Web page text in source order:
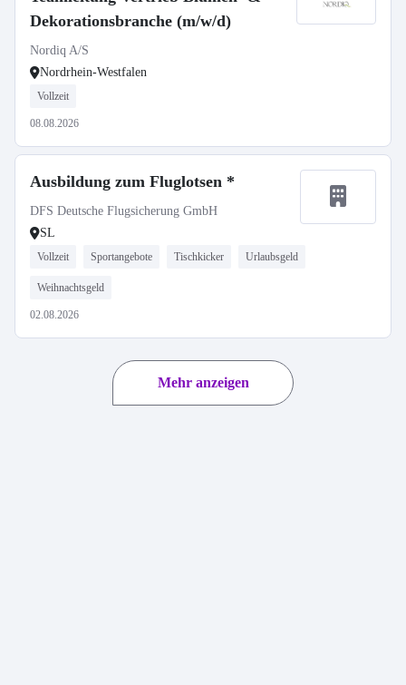
Dekorationsbranche (m/w/d)
Nordiq A/S
Nordrhein-Westfalen
Vollzeit
08.08.2026
Ausbildung zum Fluglotsen *
DFS Deutsche Flugsicherung GmbH
SL
Vollzeit Sportangebote Tischkicker Urlaubsgeld
Weihnachtsgeld
02.08.2026
Mehr anzeigen